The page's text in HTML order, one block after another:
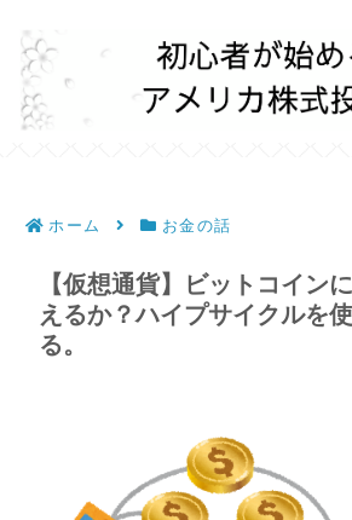
ホーム お金の話
【仮想通貨】ビットコイン
えるか？ハイプサイクルを
る。